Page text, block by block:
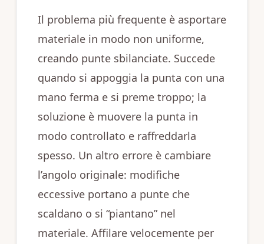
Il problema più frequente è asportare
materiale in modo non uniforme,
creando punte sbilanciate. Succede
quando si appoggia la punta con una
mano ferma e si preme troppo; la
soluzione è muovere la punta in
modo controllato e raffreddarla
spesso. Un altro errore è cambiare
l’angolo originale: modifiche
eccessive portano a punte che
scaldano o si “piantano” nel
materiale. Affilare velocemente per